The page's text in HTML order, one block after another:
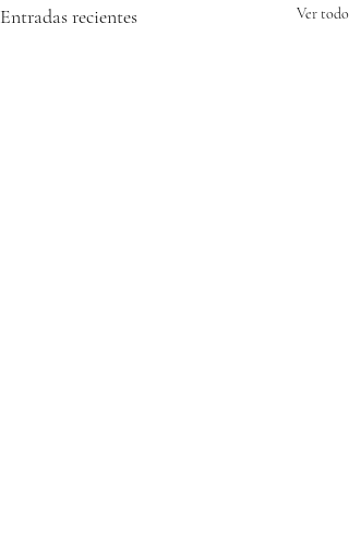
Entradas recientes Ver todo